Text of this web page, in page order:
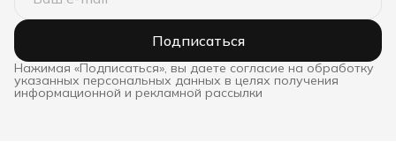
Подписаться
Нажимая «Подписаться», вы даете согласие на обработку
указанных персональных данных в целях получения
информационной и рекламной рассылки